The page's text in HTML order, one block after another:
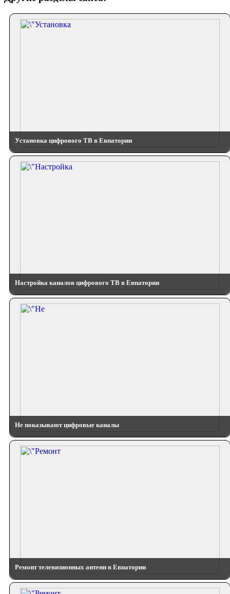
Установка цифрового ТВ в Евпатории
Настройка каналов цифрового ТВ в Евпатории
Не показывают цифровые каналы
Ремонт телевизионных антенн в Евпатории